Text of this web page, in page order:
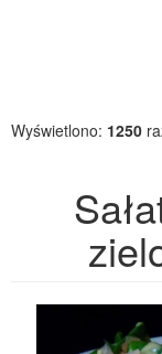
Wyświetlono: 1250